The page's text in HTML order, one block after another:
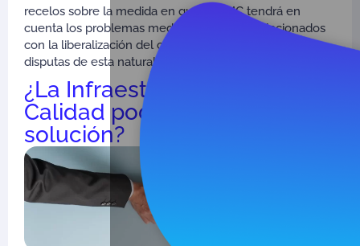
recelos sobre la medida en que la OMC tendrá en
cuenta los problemas medioambientales relacionados
con la liberalización del comercio a la hora de resolver
disputas de esta naturaleza (Zelli, 2007).
¿La Infraestructura de la
Calidad podría ser la
solución?